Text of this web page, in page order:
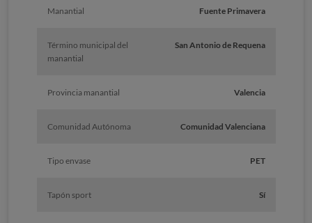
Manantial Fuente Primavera
Término municipal del
manantial
San Antonio de Requena
Provincia manantial Valencia
Comunidad Autónoma Comunidad Valenciana
Tipo envase PET
Tapón sport Sí